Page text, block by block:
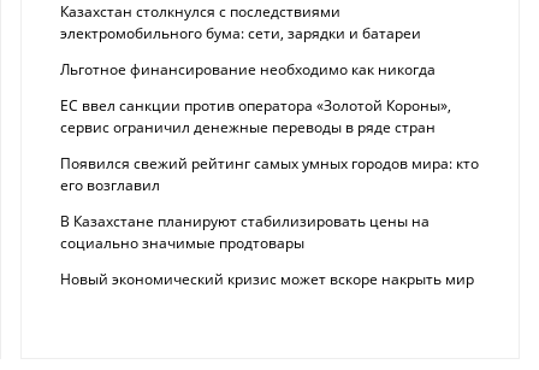
Казахстан столкнулся с последствиями
электромобильного бума: сети, зарядки и батареи
Льготное финансирование необходимо как никогда
ЕС ввел санкции против оператора «Золотой Короны»,
сервис ограничил денежные переводы в ряде стран
Появился свежий рейтинг самых умных городов мира: кто
его возглавил
В Казахстане планируют стабилизировать цены на
социально значимые продтовары
Новый экономический кризис может вскоре накрыть мир